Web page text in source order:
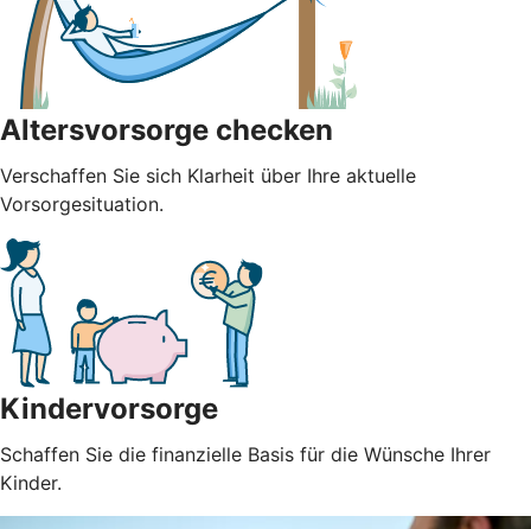
Altersvorsorge checken
Verschaffen Sie sich Klarheit über Ihre aktuelle
Vorsorgesituation.
Kindervorsorge
Schaffen Sie die finanzielle Basis für die Wünsche Ihrer
Kinder.